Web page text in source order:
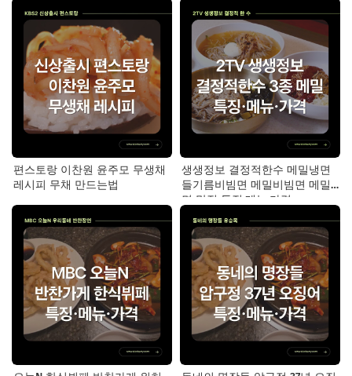
편스토랑 이찬원 윤주모 무생채
레시피 무채 만드는법
생생정보 결정적한수 메밀냉면
들기름비빔면 메밀비빔면 메밀
면 맛집 특징·메뉴·가격